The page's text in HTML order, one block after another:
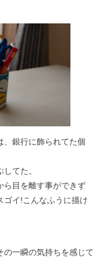
、銀行に飾られてた個
てた。
ら目を離す事ができず
ゴイ!こんなふうに描け
の一瞬の気持ちを感じて